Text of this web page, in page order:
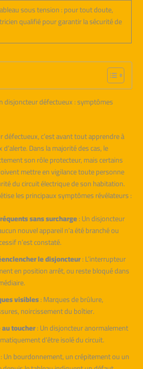
sous tension : pour tout doute,
qualifié pour garantir la sécurité de
disjoncteur défectueux : symptômes
défectueux, c’est avant tout apprendre à
Dans la majorité des cas, le
son rôle protecteur, mais certains
mettre en vigilance toute personne
du circuit électrique de son habitation.
les principaux symptômes révélateurs :
sans surcharge: Un disjoncteur
nouvel appareil n’a été branché ou
n’est constaté.
le disjoncteur: L’interrupteur
en position arrêt, ou reste bloqué dans
visibles: Marques de brûlure,
noircissement du boîtier.
toucher: Un disjoncteur anormalement
d’être isolé du circuit.
: Un bourdonnement, un crépitement ou un